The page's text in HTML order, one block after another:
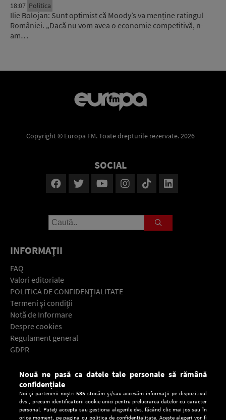
18:07 Politica
Ilie Bolojan: Sunt optimist că Moody’s va menține ratingul
României. „Dacă nu vom avea o economie competitivă, n-
am…
Copyright © Europa FM. Toate drepturile rezervate. 2026
SOCIAL
INFORMAŢII
FAQ
Valori editoriale
POLITICA DE CONFIDENŢIALITATE
Termeni şi condiţii
Notă de Informare
Despre cookies
Regulament general
GDPR
Descarcă gratuit aplicaţia Europa FM pentru smartphone:
Nouă ne pasă ca datele tale personale să rămână
confidențiale
Noi și partenerii noștri585 stocăm și/sau accesăm informații pe dispozitivul
dvs., precum identificatorii cookie unici pentru prelucrarea datelor cu caracter
personal. Puteți accepta sau gestiona alegerile dvs. făcând clic mai jos sau în
orice moment, pe pagina cu politica de confidențialitate. Aceste alegeri vor fi